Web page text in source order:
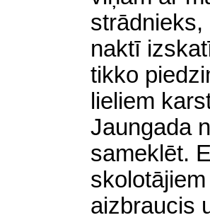
naktī
tikko
lieliem
Jaungada
sameklēt.
aizbraucis